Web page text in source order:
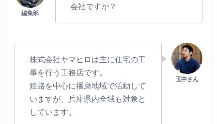
会社ですか？
株式会社ヤマヒロは主に住宅の工
事を行う工務店です。
姫路を中心に播磨地域で活動して
いますが、兵庫県内全域も対象と
しています。